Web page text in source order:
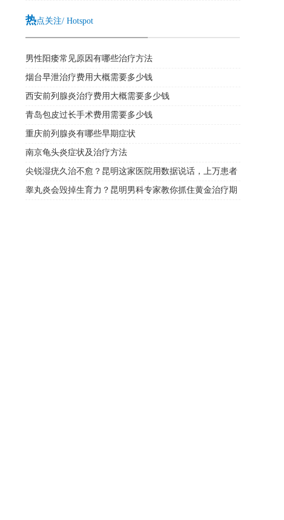
热点关注/ Hotspot
男性阳痿常见原因有哪些治疗方法
烟台早泄治疗费用大概需要多少钱
西安前列腺炎治疗费用大概需要多少钱
青岛包皮过长手术费用需要多少钱
重庆前列腺炎有哪些早期症状
南京龟头炎症状及治疗方法
尖锐湿疣久治不愈？昆明这家医院用数据说话，上万患者
的选择
睾丸炎会毁掉生育力？昆明男科专家教你抓住黄金治疗期